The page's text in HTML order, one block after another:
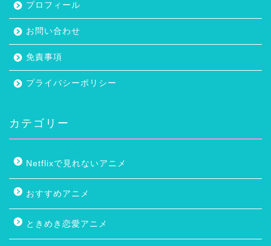
プロフィール
お問い合わせ
免責事項
プライバシーポリシー
カテゴリー
Netflixで見れないアニメ
おすすめアニメ
ときめき恋愛アニメ